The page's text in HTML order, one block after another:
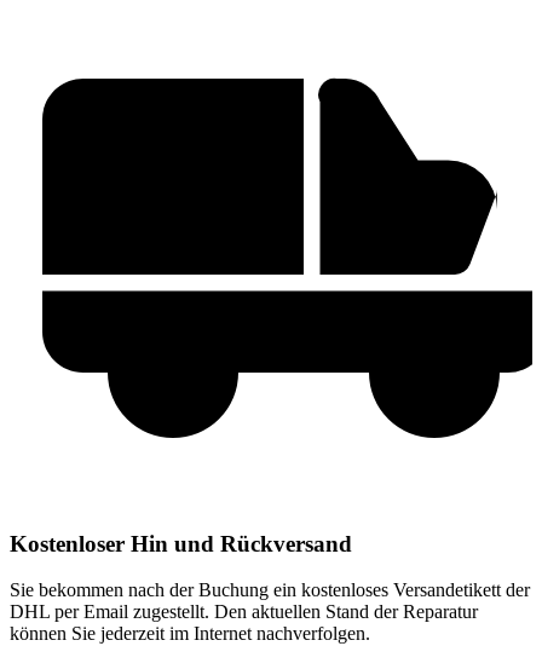
Kostenloser Hin und Rückversand
Sie bekommen nach der Buchung ein kostenloses Versandetikett der
DHL per Email zugestellt. Den aktuellen Stand der Reparatur
können Sie jederzeit im Internet nachverfolgen.